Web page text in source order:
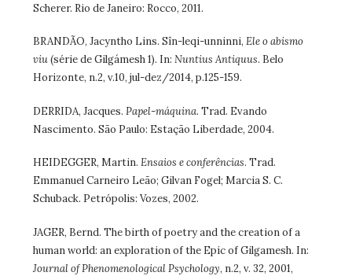
Scherer. Rio de Janeiro: Rocco, 2011.
BRANDÃO, Jacyntho Lins. Sîn-leqi-unninni, Ele o abismo
viu(série de Gilgámesh 1). In: Nuntius Antiquus. Belo
Horizonte, n.2, v.10, jul-dez/2014, p.125-159.
DERRIDA, Jacques. Papel-máquina. Trad. Evando
Nascimento. São Paulo: Estação Liberdade, 2004.
HEIDEGGER, Martin. Ensaios e conferências. Trad.
Emmanuel Carneiro Leão; Gilvan Fogel; Marcia S. C.
Schuback. Petrópolis: Vozes, 2002.
JAGER, Bernd. The birth of poetry and the creation of a
human world: an exploration of the Epic of Gilgamesh. In:
Journal of Phenomenological Psychology, n.2, v. 32, 2001,